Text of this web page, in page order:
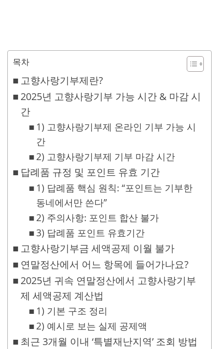
목차
고향사랑기부제란?
2025년 고향사랑기부 가능 시간 & 마감 시
간
1) 고향사랑기부제 온라인 기부 가능 시
간
2) 고향사랑기부제 기부 마감 시간
답례품 규정 및 포인트 유효 기간
1) 답례품 핵심 원칙: “포인트는 기부한
동네에서만 쓴다”
2) 주의사항: 포인트 합산 불가
3) 답례품 포인트 유효기간
고향사랑기부금 세액공제 이월 불가
연말정산에서 어느 항목에 들어가나요?
2025년 귀속 연말정산에서 고향사랑기부
제 세액공제 계산법
1) 기본 구조 정리
2) 예시로 보는 실제 공제액
최근 3개월 이내 ‘특별재난지역’ 조회 방법